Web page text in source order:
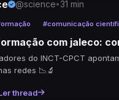
@science 63d
final: em áreas
podem superar
simples,